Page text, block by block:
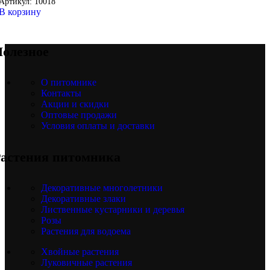
корзину
О питомнике
Контакты
Акции и скидки
Оптовые продажи
Условия оплаты и доставки
питомника
Декоративные многолетники
Декоративные злаки
Лиственные кустарники и деревья
Розы
Растения для водоема
Хвойные растения
Луковичные растения